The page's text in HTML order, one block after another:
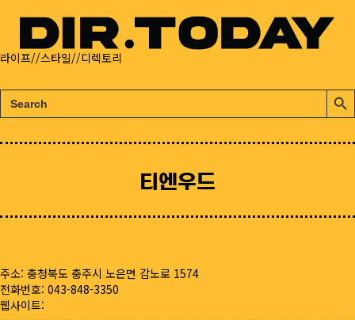
라이프//스타일//디렉토리
검
색:
검
색
튼
티엔우드
주소: 충청북도 충주시 노은면 감노로 1574
전화번호: 043-848-3350
웹사이트: